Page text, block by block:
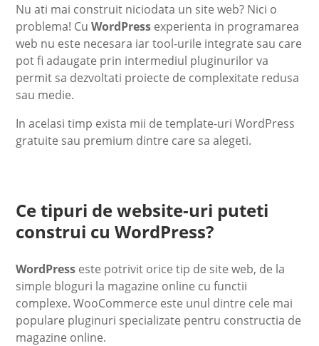
Nu ati mai construit niciodata un site web? Nici o
problema! CuWordPress experienta in programarea
web nu este necesara iar tool-urile integrate sau care
pot fi adaugate prin intermediul pluginurilor va
permit sa dezvoltati proiecte de complexitate redusa
sau medie.
In acelasi timp exista mii de template-uri WordPress
gratuite sau premium dintre care sa alegeti.
Ce tipuri de website-uri puteti
construi cu WordPress?
WordPress este potrivit orice tip de site web, de la
simple bloguri la magazine online cu functii
complexe. WooCommerce este unul dintre cele mai
populare pluginuri specializate pentru constructia de
magazine online.